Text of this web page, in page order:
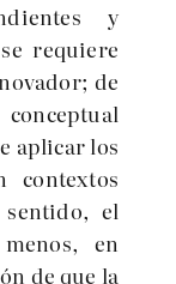
y
requiere
de
aplicar los
contextos
sentido, el
en
de que la